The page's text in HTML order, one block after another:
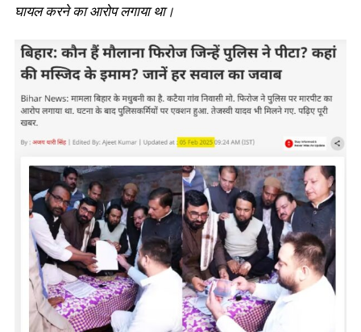
घायल करने का आरोप लगाया था।